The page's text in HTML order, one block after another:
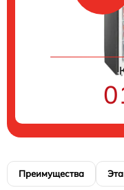
Преимущества